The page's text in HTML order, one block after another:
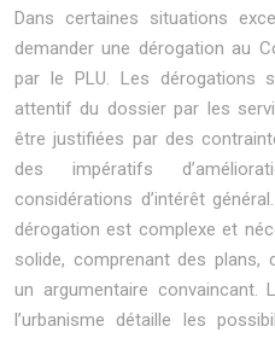
Dans certaines situations
demander une dérogation au
par le PLU. Les dérogations
attentif du dossier par les
être justifiées par des
des impératifs
considérations d’intérêt
dérogation est complexe et
solide, comprenant des plans,
un argumentaire convaincant.
l’urbanisme détaille les